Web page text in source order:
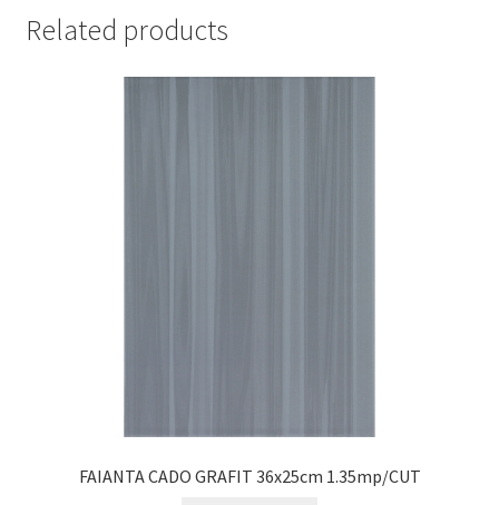
Related products
FAIANTA CADO GRAFIT 36x25cm 1.35mp/CUT